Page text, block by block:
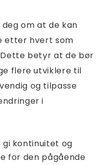
deg om at de kan
etter hvert som
betyr at de bør
flere utviklere til
og tilpasse
i
gi kontinuitet og
for den pågående